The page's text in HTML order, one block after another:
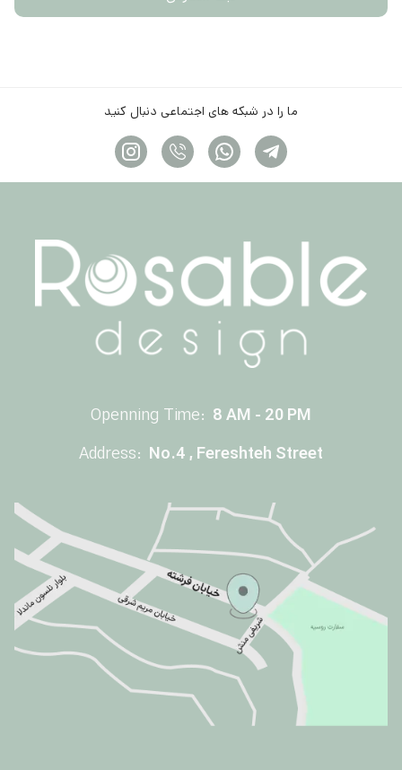
ما را در شبکه های اجتماعی دنبال کنید
Openning Time: 8 AM - 20 PM
Address: No.4 , Fereshteh Street